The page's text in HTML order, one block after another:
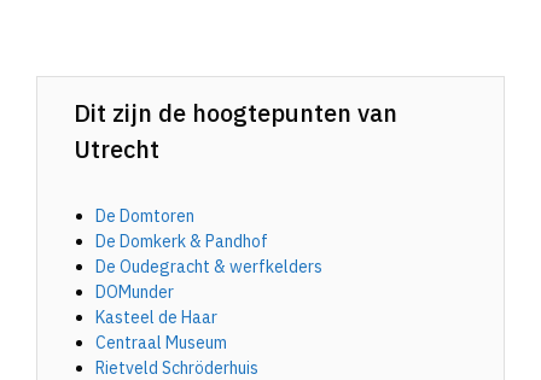
Dit zijn de hoogtepunten van
Utrecht
De Domtoren
De Domkerk & Pandhof
De Oudegracht & werfkelders
DOMunder
Kasteel de Haar
Centraal Museum
Rietveld Schröderhuis